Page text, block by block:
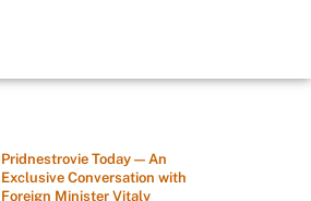
Pridnestrovie Today — An
Exclusive Conversation with
Foreign Minister Vitaly